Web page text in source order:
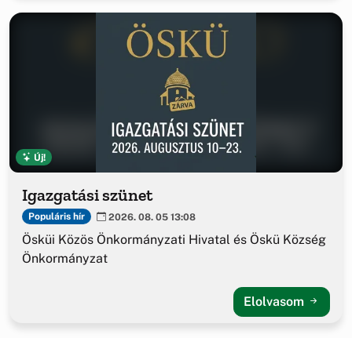
Új!
Igazgatási szünet
Populáris hír 2026. 08. 05 13:08
Ösküi Közös Önkormányzati Hivatal és Öskü Község
Önkormányzat
Elolvasom